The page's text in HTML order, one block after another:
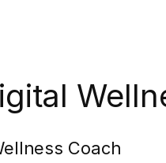
Coach